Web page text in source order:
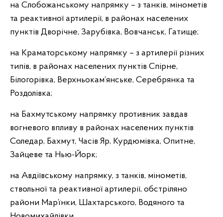
на Слобожанському напрямку – з танків, мінометів
та реактивної артилерії, в районах населених
пунктів Дворічне, Зарубівка, Вовчанськ, Гатище;
на Краматорському напрямку – з артилерії різних
типів, в районах населених пунктів Спірне,
Білогорівка, Верхньокам’янське, Серебрянка та
Роздолівка;
на Бахмутському напрямку противник завдав
вогневого впливу в районах населених пунктів
Соледар, Бахмут, Часів Яр, Курдюмівка, Опитне,
Зайцеве та Нью-Йорк;
на Авдіївському напрямку, з танків, мінометів,
ствольної та реактивної артилерії, обстріляно
райони Мар’їнки, Шахтарського, Водяного та